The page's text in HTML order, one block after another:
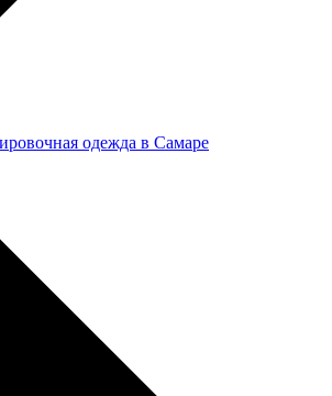
одежда в Самаре